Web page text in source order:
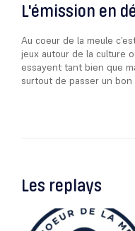
L'émission en
Au coeur de la meule
jeux autour de la culture
essayent tant bien que
surtout de passer un bon
Les replays